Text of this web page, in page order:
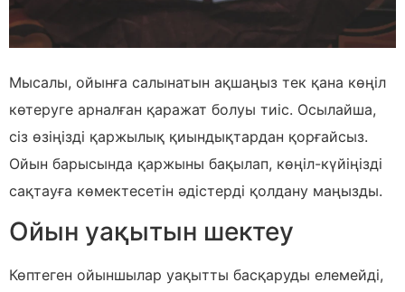
Мысалы, ойынға салынатын ақшаңыз тек қана көңіл
көтеруге арналған қаражат болуы тиіс. Осылайша,
сіз өзіңізді қаржылық қиындықтардан қорғайсыз.
Ойын барысында қаржыны бақылап, көңіл-күйіңізді
сақтауға көмектесетін әдістерді қолдану маңызды.
Ойын уақытын шектеу
Көптеген ойыншылар уақытты басқаруды елемейді,